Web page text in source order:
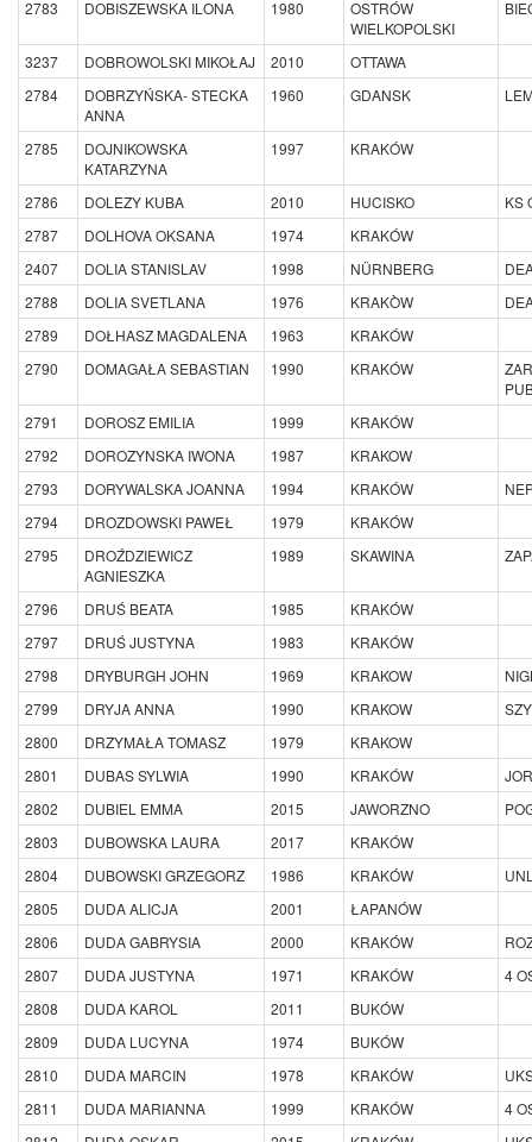
2783
DOBISZEWSKA ILONA 1980
OSTRÓW
WIELKOPOLSKI
3237 DOBROWOLSKI MIKOŁAJ 2010
OTTAWA
2784
DOBRZYŃSKA- STECKA
ANNA
1960 GDANSK
2785
DOJNIKOWSKA
KATARZYNA
1997 KRAKÓW
2786 DOLEZY KUBA 2010 HUCISKO
KS
2787
DOLHOVA OKSANA 1974
KRAKÓW
2407
DOLIA STANISLAV 1998 NÜRNBERG
2788
DOLIA SVETLANA 1976 KRAKÒW
2789
DOŁHASZ MAGDALENA 1963
KRAKÓW
2790
DOMAGAŁA SEBASTIAN 1990 KRAKÓW
2791
DOROSZ EMILIA 1999
KRAKÓW
2792
DOROZYNSKA IWONA 1987
KRAKOW
2793
DORYWALSKA JOANNA 1994 KRAKÓW
2794
DROZDOWSKI PAWEŁ 1979
KRAKÓW
2795
DROŹDZIEWICZ
AGNIESZKA
1989 SKAWINA
2796 DRUŚ BEATA 1985
KRAKÓW
2797
DRUŚ JUSTYNA 1983
KRAKÓW
2798
DRYBURGH JOHN 1969 KRAKOW
2799
DRYJA ANNA 1990 KRAKOW
2800
DRZYMAŁA TOMASZ 1979
KRAKOW
2801
DUBAS SYLWIA 1990 KRAKÓW
2802
DUBIEL EMMA 2015 JAWORZNO
2803
DUBOWSKA LAURA 2017
KRAKÓW
2804
DUBOWSKI GRZEGORZ 1986 KRAKÓW
2805
DUDA ALICJA 2001
ŁAPANÓW
2806
DUDA GABRYSIA 2000 KRAKÓW
2807
DUDA JUSTYNA 1971 KRAKÓW
4
2808
DUDA KAROL 2011
BUKÓW
2809
DUDA LUCYNA 1974
BUKÓW
2810
DUDA MARCIN 1978 KRAKÓW
2811
DUDA MARIANNA 1999 KRAKÓW
4